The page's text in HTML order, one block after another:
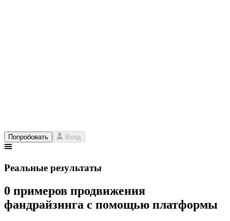
Попробовать Вход
Реальные результаты
0 примеров продвижения
фандрайзинга с помощью платформы